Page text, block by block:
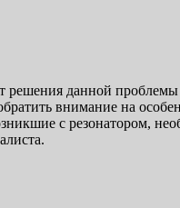
решения данной
внимание на
с резонатором,